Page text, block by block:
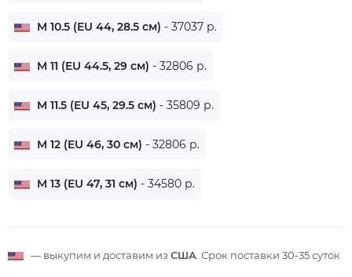
M 10.5 (EU 44, 28.5 см) - 37037 р.
M 11 (EU 44.5, 29 см) - 32806 р.
M 11.5 (EU 45, 29.5 см) - 35809 р.
M 12 (EU 46, 30 см) - 32806 р.
M 13 (EU 47, 31 см) - 34580 р.
— выкупим и доставим из США . Срок поставки 30-35 суток